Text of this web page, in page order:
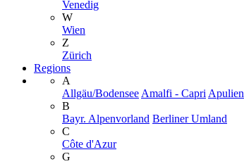
Venedig
W
Wien
Z
Zürich
Regions
A
Allgäu/Bodensee Amalfi - Capri Apulien
B
Bayr. Alpenvorland Berliner Umland
C
Côte d'Azur
G